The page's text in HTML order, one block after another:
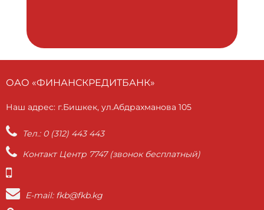
ОАО «ФИНАНСКРЕДИТБАНК»
Наш адрес: г.Бишкек, ул.Абдрахманова 105
Тел.: 0 (312) 443 443
Контакт Центр 7747 (звонок бесплатный)
E-mail: fkb@fkb.kg